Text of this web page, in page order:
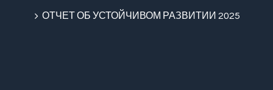
ОТЧЕТ ОБ УСТОЙЧИВОМ РАЗВИТИИ 2025